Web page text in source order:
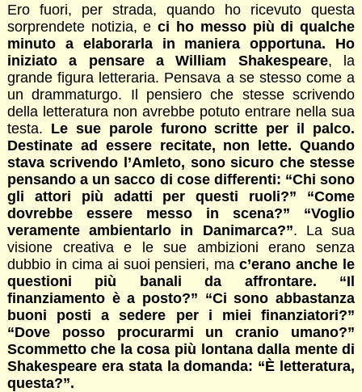
Ero fuori, per strada, quando ho ricevuto questa
sorprendete notizia, eci ho messo più di qualche
minuto a elaborarla in maniera opportuna. Ho
iniziato a pensare a William Shakespeare, la
grande figura letteraria. Pensava a se stesso come a
un drammaturgo. Il pensiero che stesse scrivendo
della letteratura non avrebbe potuto entrare nella sua
testa. Le sue parole furono scritte per il palco.
Destinate ad essere recitate, non lette. Quando
stava scrivendo l’Amleto, sono sicuro che stesse
pensando a un sacco di cose differenti: “Chi sono
gli attori più adatti per questi ruoli?” “Come
dovrebbe essere messo in scena?” “Voglio
veramente ambientarlo in Danimarca?”. La sua
visione creativa e le sue ambizioni erano senza
dubbio in cima ai suoi pensieri, mac’erano anche le
questioni più banali da affrontare. “Il
finanziamento è a posto?” “Ci sono abbastanza
buoni posti a sedere per i miei finanziatori?”
“Dove posso procurarmi un cranio umano?”
Scommetto che la cosa più lontana dalla mente di
Shakespeare era stata la domanda: “È letteratura,
questa?”.